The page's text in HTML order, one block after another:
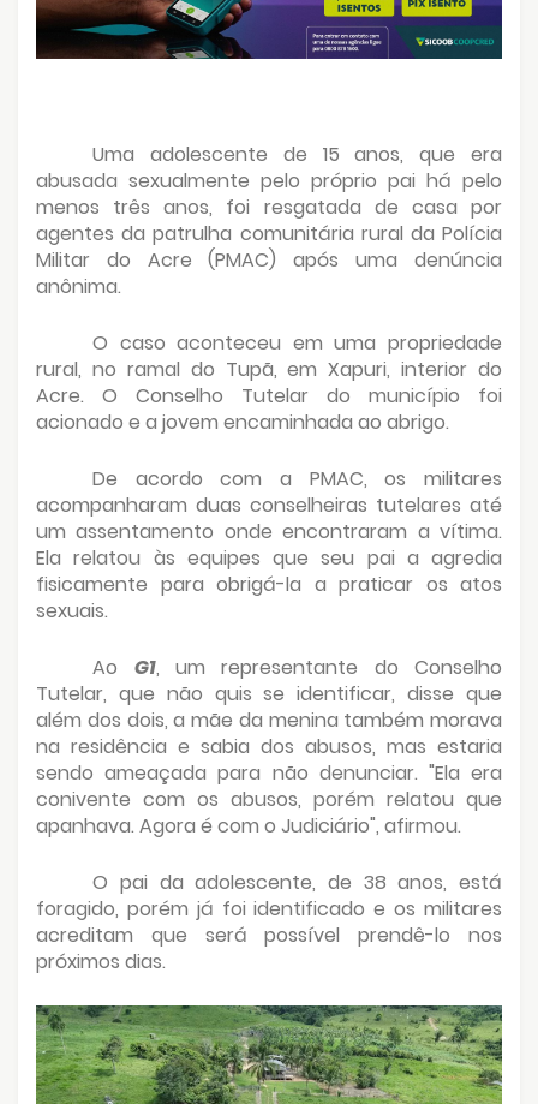
Uma adolescente de 15 anos, que era
abusada sexualmente pelo próprio pai há pelo
menos três anos, foi resgatada de casa por
agentes da patrulha comunitária rural da Polícia
Militar do Acre (PMAC) após uma denúncia
anônima.
O caso aconteceu em uma propriedade
rural, no ramal do Tupã, em Xapuri, interior do
Acre. O Conselho Tutelar do município foi
acionado e a jovem encaminhada ao abrigo.
De acordo com a PMAC, os militares
acompanharam duas conselheiras tutelares até
um assentamento onde encontraram a vítima.
Ela relatou às equipes que seu pai a agredia
fisicamente para obrigá-la a praticar os atos
sexuais.
Ao G1, um representante do Conselho
Tutelar, que não quis se identificar, disse que
além dos dois, a mãe da menina também morava
na residência e sabia dos abusos, mas estaria
sendo ameaçada para não denunciar. "Ela era
conivente com os abusos, porém relatou que
apanhava. Agora é com o Judiciário", afirmou.
O pai da adolescente, de 38 anos, está
foragido, porém já foi identificado e os militares
acreditam que será possível prendê-lo nos
próximos dias.